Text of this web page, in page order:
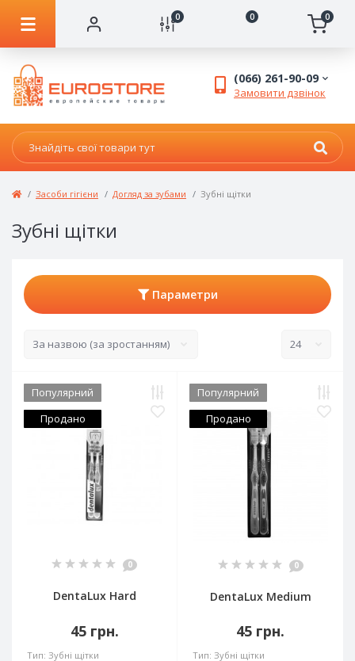
0 0 0
(066) 261-90-09
Замовити дзвінок
Засоби гігієни Догляд за зубами Зубні щітки
Зубні щітки
Параметри
Популярний
Продано
0
DentaLux Hard
45 грн.
Тип: Зубні щітки
Популярний
Продано
0
DentaLux Medium
45 грн.
Тип: Зубні щітки